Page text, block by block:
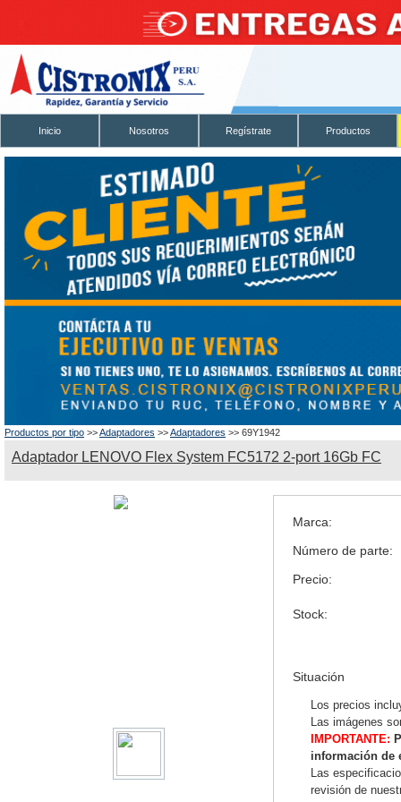
Inicio Nosotros Regístrate Productos
Productos por tipo >>Adaptadores >>Adaptadores >> 69Y1942
Adaptador LENOVO Flex System FC5172 2-port 16Gb FC
Marca:
Número de parte:
Precio:
Stock:
Situación
Los precios
Las imágenes
IMPORTANTE:
información de
Las
revisión de